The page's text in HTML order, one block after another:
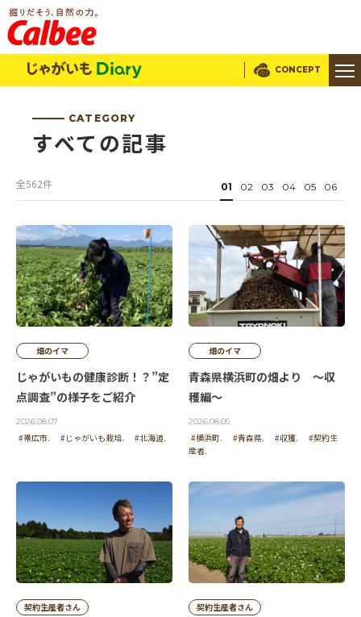
じゃがいもDialy CONCEPT
CATEGORY
すべての記事
全562件 01 02 03 04 05 06
畑のイマ
じゃがいもの健康診断！？”定
点調査”の様子をご紹介
2026.08.07
#帯広市. #じゃがいも栽培. #北海道.
畑のイマ
青森県横浜町の畑より ～収
穫編～
2026.08.05
#横浜町. #青森県. #収獲.
#契約生
産者.
契約生産者さん 契約生産者さん